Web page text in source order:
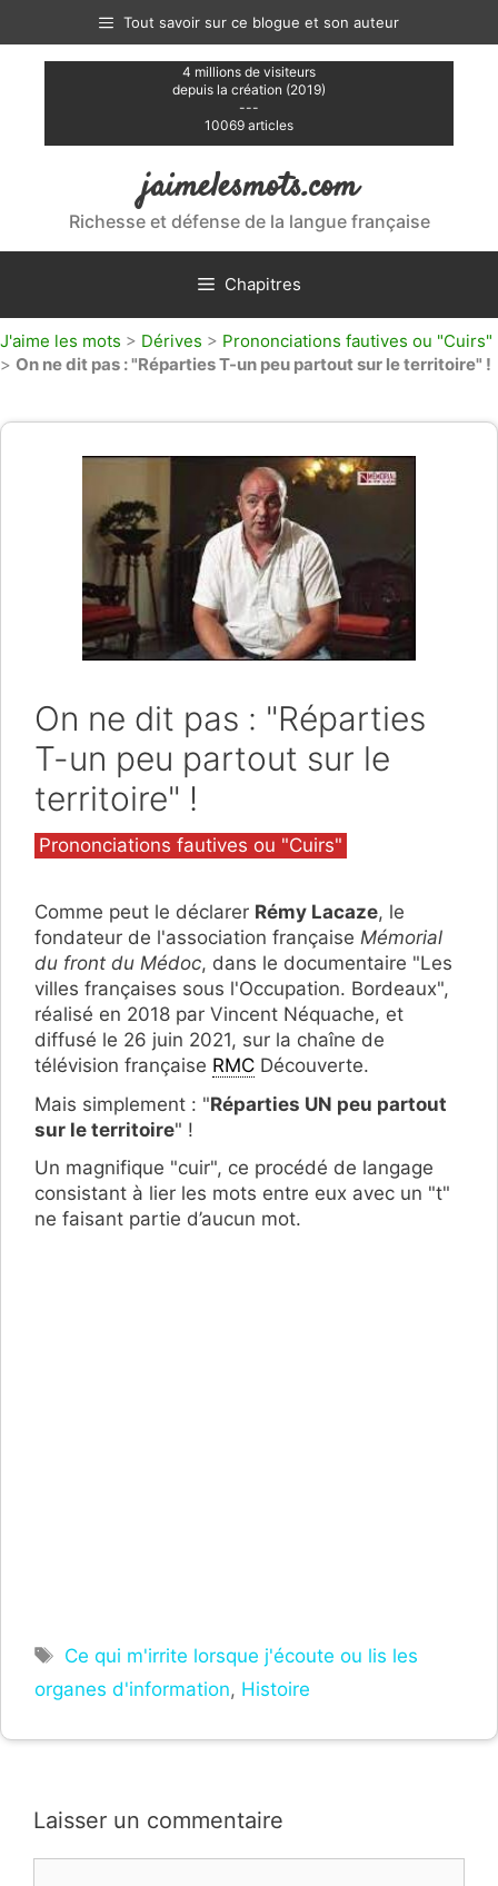
contenu
Tout savoir sur ce blogue et son auteur
4 millions de visiteurs
depuis la création (2019)
---
10069 articles
jaimelesmots.com
Richesse et défense de la langue française
Chapitres
J'aime les mots > Dérives > Prononciations fautives ou "Cuirs"
> On ne dit pas : "Réparties T-un peu partout sur le territoire" !
On ne dit pas : "Réparties
T-un peu partout sur le
territoire" !
Catégories
Prononciations fautives ou "Cuirs"
Comme peut le déclarer Rémy Lacaze, le
fondateur de l'association française Mémorial
du front du Médoc, dans le documentaire "Les
villes françaises sous l'Occupation. Bordeaux",
réalisé en 2018 par Vincent Néquache, et
diffusé le 26 juin 2021, sur la chaîne de
télévision française RMC Découverte.
Mais simplement : "Réparties UN peu partout
sur le territoire" !
Un magnifique "cuir", ce procédé de langage
consistant à lier les mots entre eux avec un "t"
ne faisant partie d’aucun mot.
Étiquettes
Ce qui m'irrite lorsque j'écoute ou lis les
organes d'information, Histoire
Laisser un commentaire